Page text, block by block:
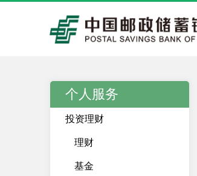
个人服务
投资理财
理财
基金